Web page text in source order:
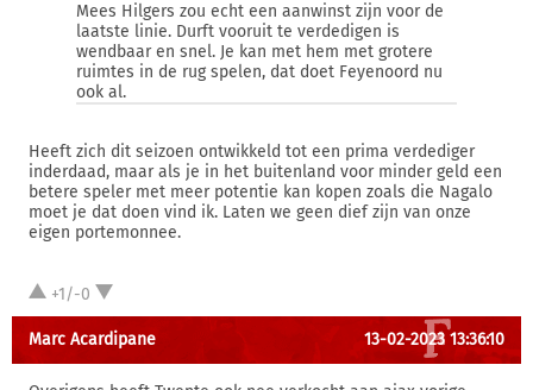
Mees Hilgers zou echt een aanwinst zijn voor de
laatste linie. Durft vooruit te verdedigen is
wendbaar en snel. Je kan met hem met grotere
ruimtes in de rug spelen, dat doet Feyenoord nu
ook al.
Heeft zich dit seizoen ontwikkeld tot een prima verdediger
inderdaad, maar als je in het buitenland voor minder geld een
betere speler met meer potentie kan kopen zoals die Nagalo
moet je dat doen vind ik. Laten we geen dief zijn van onze
eigen portemonnee.
+1/-0
Marc Acardipane 13-02-2023 13:36:10